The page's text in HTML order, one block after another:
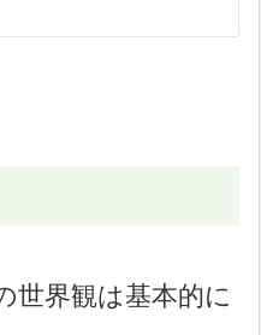
世界観は基本的に